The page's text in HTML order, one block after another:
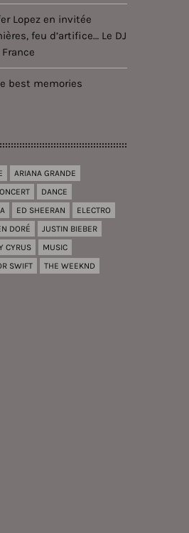
Lopez en invitée
feu d’artifice… Le DJ
best memories
ARIANA GRANDE
DANCE
ED SHEERAN
ELECTRO
DORÉ
JUSTIN BIEBER
CYRUS
MUSIC
SWIFT
THE WEEKND